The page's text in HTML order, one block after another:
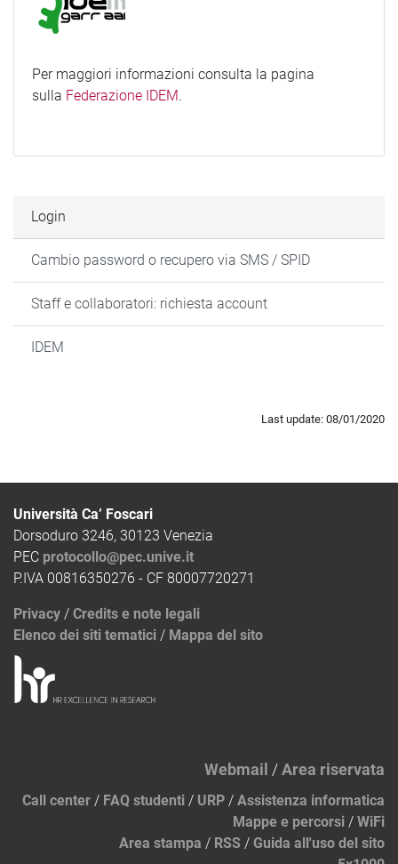
Per maggiori informazioni consulta la pagina
sulla Federazione IDEM.
Login
Cambio password o recupero via SMS / SPID
Staff e collaboratori: richiesta account
IDEM
Last update: 08/01/2020
Università Ca’ Foscari
Dorsoduro 3246, 30123 Venezia
PEC protocollo@pec.unive.it
P.IVA 00816350276 - CF 80007720271
Privacy / Credits e note legali
Elenco dei siti tematici / Mappa del sito
Webmail /Area riservata
Call center / FAQ studenti / URP / Assistenza informatica
Mappe e percorsi / WiFi
Area stampa / RSS / Guida all'uso del sito